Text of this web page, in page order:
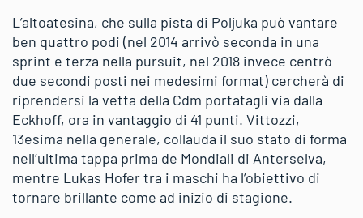
L’altoatesina, che sulla pista di Poljuka può vantare
ben quattro podi (nel 2014 arrivò seconda in una
sprint e terza nella pursuit, nel 2018 invece centrò
due secondi posti nei medesimi format) cercherà di
riprendersi la vetta della Cdm portatagli via dalla
Eckhoff, ora in vantaggio di 41 punti. Vittozzi,
13esima nella generale, collauda il suo stato di forma
nell’ultima tappa prima de Mondiali di Anterselva,
mentre Lukas Hofer tra i maschi ha l’obiettivo di
tornare brillante come ad inizio di stagione.